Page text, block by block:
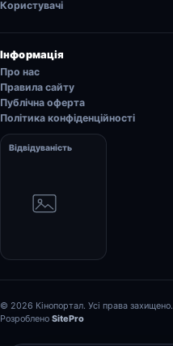
Користувачі
Інформація
Про нас
Правила сайту
Публічна оферта
Політика конфіденційності
Відвідуваність
© 2026 Кінопортал. Усі права захищено.
Розроблено SitePro